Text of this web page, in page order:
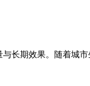
长期效果。随着城市